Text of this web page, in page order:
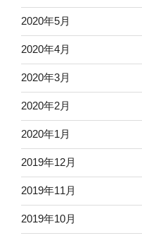
2020年5月
2020年4月
2020年3月
2020年2月
2020年1月
2019年12月
2019年11月
2019年10月